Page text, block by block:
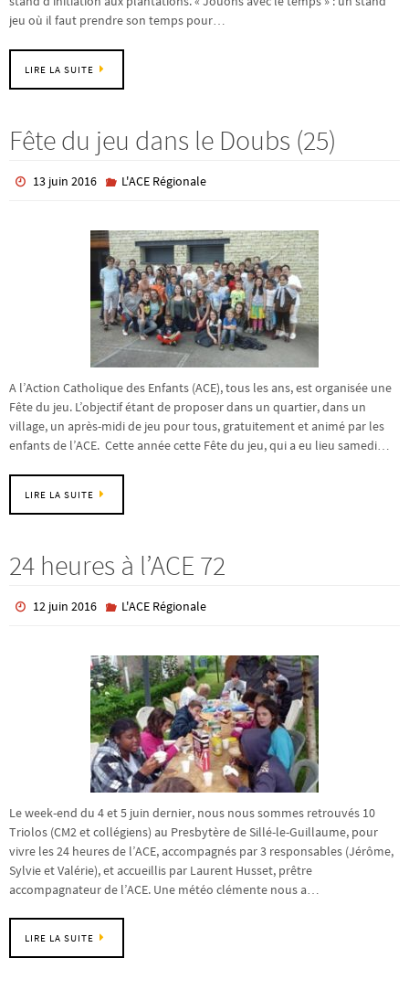
jeu où il faut prendre son temps pour…
LIRE LA SUITE
Fête du jeu dans le Doubs (25)
13 juin 2016 L'ACE Régionale
A l’Action Catholique des Enfants (ACE), tous les ans, est organisée une
Fête du jeu. L’objectif étant de proposer dans un quartier, dans un
village, un après-midi de jeu pour tous, gratuitement et animé par les
enfants de l’ACE. Cette année cette Fête du jeu, qui a eu lieu samedi…
LIRE LA SUITE
24 heures à l’ACE 72
12 juin 2016 L'ACE Régionale
Le week-end du 4 et 5 juin dernier, nous nous sommes retrouvés 10
Triolos (CM2 et collégiens) au Presbytère de Sillé-le-Guillaume, pour
vivre les 24 heures de l’ACE, accompagnés par 3 responsables (Jérôme,
Sylvie et Valérie), et accueillis par Laurent Husset, prêtre
accompagnateur de l’ACE. Une météo clémente nous a…
LIRE LA SUITE